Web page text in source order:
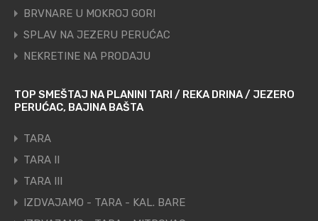
BRVNARE U MOKROJ GORI
SPLAV NA JEZERU PERUĆAC
NEKRETINE NA PRODAJU
TOP SMEŠTAJ NA PLANINI TARI / REKA DRINA / JEZERO
PERUĆAC, BAJINA BAŠTA
TARA
TARA II
TARA III
IZDVAJAMO - TARA - KAL. BARE